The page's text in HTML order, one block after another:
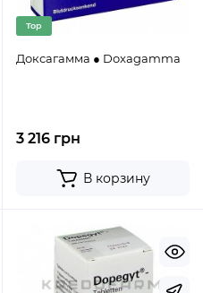
Top
Доксагамма ● Doxagamma
3 216 грн
В корзину